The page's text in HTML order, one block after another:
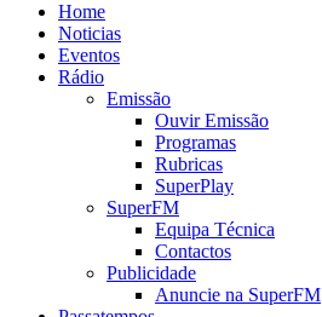
Home
Noticias
Eventos
Rádio
Emissão
Ouvir Emissão
Programas
Rubricas
SuperPlay
SuperFM
Equipa Técnica
Contactos
Publicidade
Anuncie na SuperFM